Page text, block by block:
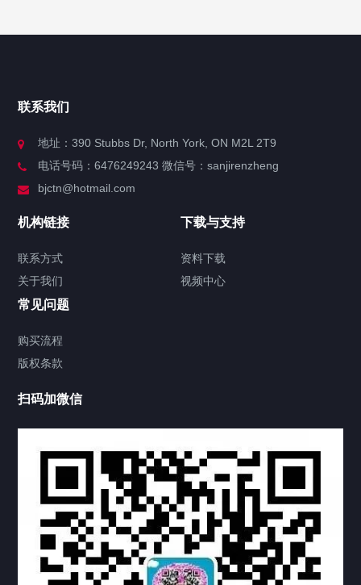
服务分类
签署类文件海牙认证程序费用
视频中心
热门标签 TAG
机构链接
联系方式 关于我们
下载与支持
联系我们
地址：390 Stubbs Dr, North York, ON M2L 2T9
电话号码：6476249243 微信号：sanjirenzheng
bjctn@hotmail.com
机构链接
联系方式
关于我们
下载与支持
资料下载
视频中心
常见问题
购买流程
版权条款
扫码加微信